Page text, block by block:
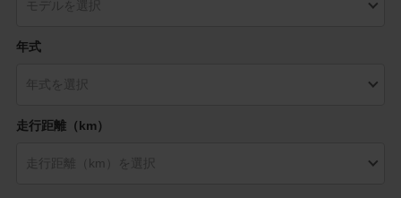
年式
走行距離（km）